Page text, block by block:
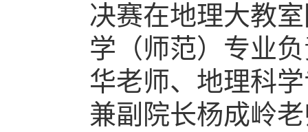
决赛在地理大教
学（师范）专业
华老师、 地理科
兼副院长杨成岭